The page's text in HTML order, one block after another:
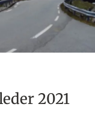
2021